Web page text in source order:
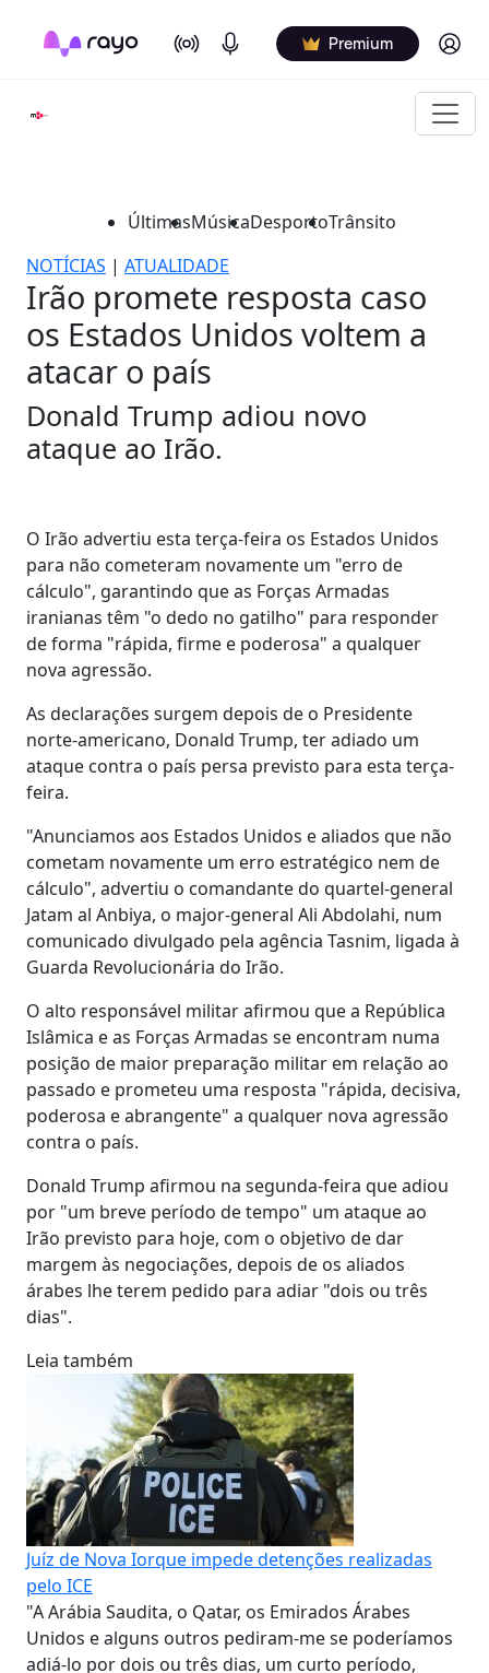
On Air Podcasts Premium Log in
ÚltimasMúsicaDesportoTrânsito
NOTÍCIAS | ATUALIDADE
Irão promete resposta caso
os Estados Unidos voltem a
atacar o país
Donald Trump adiou novo
ataque ao Irão.
O Irão advertiu esta terça-feira os Estados Unidos
para não cometeram novamente um "erro de
cálculo", garantindo que as Forças Armadas
iranianas têm "o dedo no gatilho" para responder
de forma "rápida, firme e poderosa" a qualquer
nova agressão.
As declarações surgem depois de o Presidente
norte-americano, Donald Trump, ter adiado um
ataque contra o país persa previsto para esta terça-
feira.
"Anunciamos aos Estados Unidos e aliados que não
cometam novamente um erro estratégico nem de
cálculo", advertiu o comandante do quartel-general
Jatam al Anbiya, o major-general Ali Abdolahi, num
comunicado divulgado pela agência Tasnim, ligada à
Guarda Revolucionária do Irão.
O alto responsável militar afirmou que a República
Islâmica e as Forças Armadas se encontram numa
posição de maior preparação militar em relação ao
passado e prometeu uma resposta "rápida, decisiva,
poderosa e abrangente" a qualquer nova agressão
contra o país.
Donald Trump afirmou na segunda-feira que adiou
por "um breve período de tempo" um ataque ao
Irão previsto para hoje, com o objetivo de dar
margem às negociações, depois de os aliados
árabes lhe terem pedido para adiar "dois ou três
dias".
Leia também
Juíz de Nova Iorque impede detenções realizadas
pelo ICE
"A Arábia Saudita, o Qatar, os Emirados Árabes
Unidos e alguns outros pediram-me se poderíamos
adiá-lo por dois ou três dias, um curto período,